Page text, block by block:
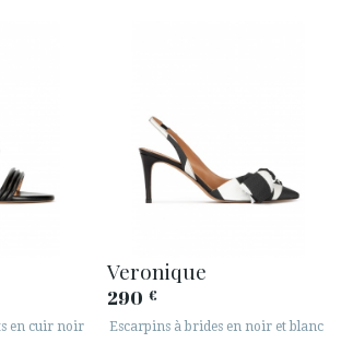
en cuir noir
Veronique
290 €
Escarpins à brides en noir et blanc